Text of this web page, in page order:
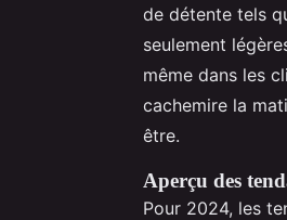
de détente tels
seulement
même dans les
cachemire la
être.
Aperçu des
Pour 2024, les